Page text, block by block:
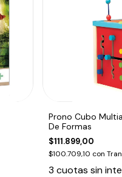
Prono Cubo
De Formas
$111.899,00
$100.709,10 con
3 cuotas sin